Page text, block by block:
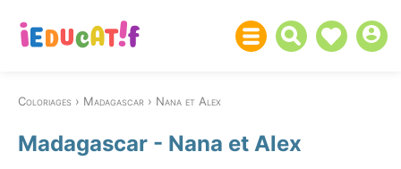
Coloriages Madagascar Nana et Alex
Madagascar - Nana et Alex